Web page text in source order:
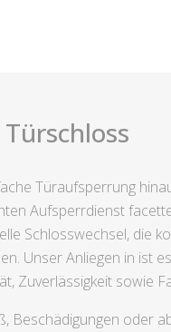
Türaufsperrung
Aufsperrdienst
Schlosswechsel, die
Unser Anliegen in ist
Zuverlässigkeit sowie
Beschädigungen oder